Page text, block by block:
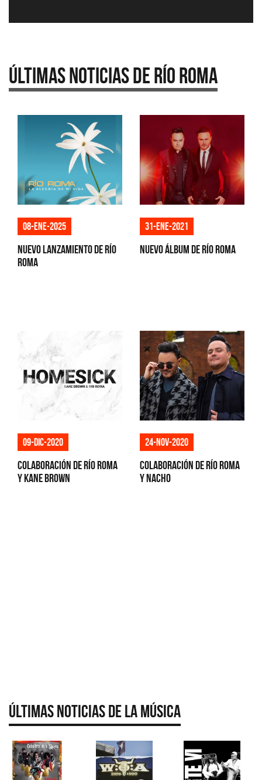
Últimas Noticias de Río Roma
08-ene-2025
Nuevo lanzamiento de Río
Roma
31-ene-2021
Nuevo álbum de Río Roma
09-dic-2020
Colaboración de Río Roma
y Kane Brown
24-nov-2020
Colaboración de Río Roma
y Nacho
Últimas Noticias de la Música